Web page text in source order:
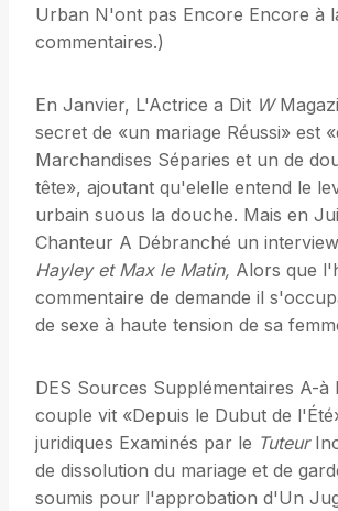
Urban N'ont pas Encore Encore à
commentaires.)
En Janvier, L'Actrice a Dit W
secret de «un mariage Réussi» est
Marchandises Séparies et un de
tête», ajoutant qu'elelle entend le
urbain suous la douche. Mais en
Chanteur A Débranché un
Hayley et Max le Matin, Alors que
commentaire de demande il
de sexe à haute tension de sa
DES Sources Supplémentaires A-à
couple vit «Depuis le Dubut de
juridiques Examinés par le Tuteur
de dissolution du mariage et de
soumis pour l'approbation d'Un